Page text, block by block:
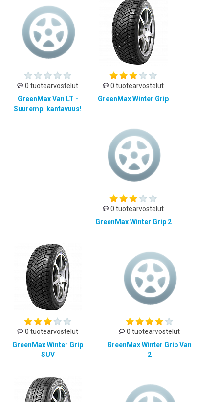
0 tuotearvostelut
GreenMax Van LT -
Suurempi kantavuus!
0 tuotearvostelut
GreenMax Winter Grip
0 tuotearvostelut
GreenMax Winter Grip 2
0 tuotearvostelut
GreenMax Winter Grip
SUV
0 tuotearvostelut
GreenMax Winter Grip Van
2